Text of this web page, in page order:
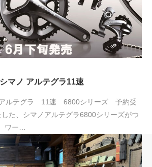
マノ アルテグラ11速
ルテグラ 11速 6800シリーズ 予約受
た、シマノアルテグラ6800シリーズがつ
ワー…